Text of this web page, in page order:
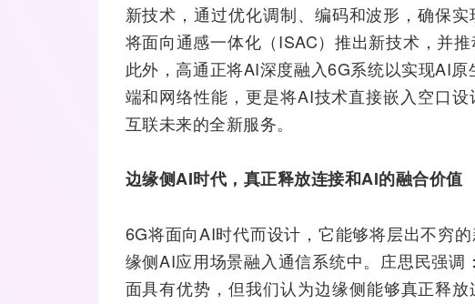
新技术，通过优化调制、编码和波形，确保
将面向通感一体化（ISAC）推出新技术，并
此外，高通正将AI深度融入6G系统以实现AI
端和网络性能，更是将AI技术直接嵌入空口
互联未来的全新服务。
边缘侧AI时代，真正释放连接和AI的融合价值
6G将面向AI时代而设计，它能够将层出不穷
缘侧AI应用场景融入通信系统中。庄思民强调
面具有优势，但我们认为边缘侧能够真正释